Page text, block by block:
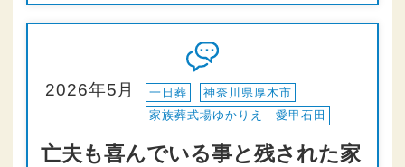
2026年5月 一日葬
神奈川県厚木市
家族葬式場ゆかりえ 愛甲石田
亡夫も喜んでいる事と残された家